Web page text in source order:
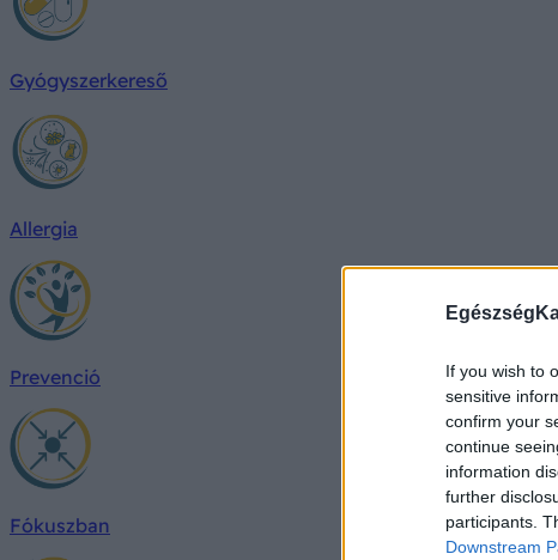
If you wish to
sensitive
confirm your
continue
information
further
participants.
Downstream
Gyógyszerkereső
Allergia
Prevenció
Fókuszban